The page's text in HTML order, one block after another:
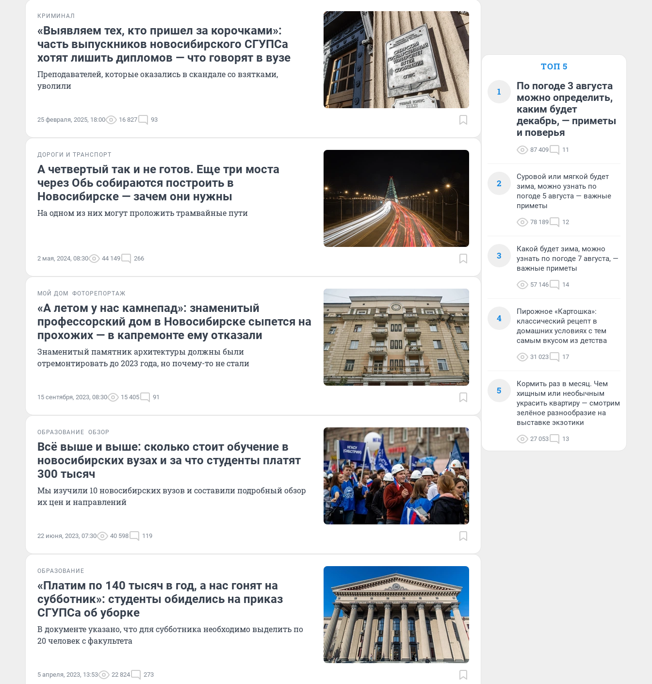
КРИМИНАЛ
«Выявляем тех, кто пришел за корочками»:
часть выпускников новосибирского СГУПСа
хотят лишить дипломов — что говорят в вузе
Преподавателей, которые оказались в скандале со взятками,
уволили
25 февраля, 2025, 18:00 16 827 93
ДОРОГИ И ТРАНСПОРТ
А четвертый так и не готов. Еще три моста
через Обь собираются построить в
Новосибирске — зачем они нужны
На одном из них могут проложить трамвайные пути
2 мая, 2024, 08:30 44 149 266
МОЙ ДОМ ФОТОРЕПОРТАЖ
«А летом у нас камнепад»: знаменитый
профессорский дом в Новосибирске сыпется на
прохожих — в капремонте ему отказали
Знаменитый памятник архитектуры должны были
отремонтировать до 2023 года, но почему-то не стали
15 сентября, 2023, 08:30 15 405 91
ОБРАЗОВАНИЕ ОБЗОР
Всё выше и выше: сколько стоит обучение в
новосибирских вузах и за что студенты платят
300 тысяч
Мы изучили 10 новосибирских вузов и составили подробный обзор
их цен и направлений
22 июня, 2023, 07:30 40 598 119
ОБРАЗОВАНИЕ
«Платим по 140 тысяч в год, а нас гонят на
субботник»: студенты обиделись на приказ
СГУПСа об уборке
В документе указано, что для субботника необходимо выделить по
20 человек с факультета
5 апреля, 2023, 13:53 22 824 273
ТОП 5
1
По погоде 3 августа
можно определить,
каким будет
декабрь, — приметы
и поверья
87 409 11
2
Суровой или мягкой будет
зима, можно узнать по
погоде 5 августа — важные
приметы
78 189 12
3
Какой будет зима, можно
узнать по погоде 7 августа, —
важные приметы
57 146 14
4
Пирожное «Картошка»:
классический рецепт в
домашних условиях с тем
самым вкусом из детства
31 023 17
5
Кормить раз в месяц. Чем
хищным или необычным
украсить квартиру — смотрим
зелёное разнообразие на
выставке экзотики
27 053 13